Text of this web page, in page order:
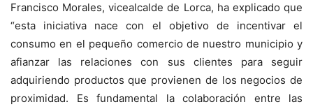
Francisco Morales, vicealcalde de Lorca, ha explicado que
“esta iniciativa nace con el objetivo de incentivar el
consumo en el pequeño comercio de nuestro municipio y
afianzar las relaciones con sus clientes para seguir
adquiriendo productos que provienen de los negocios de
proximidad. Es fundamental la colaboración entre las